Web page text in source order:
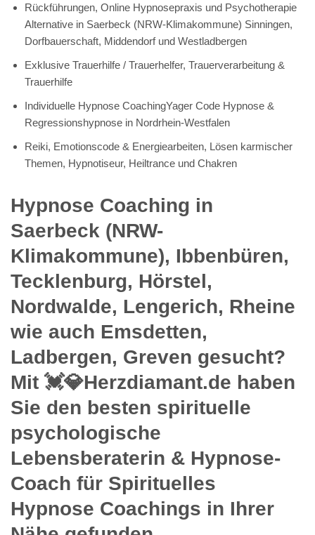
Rückführungen, Online Hypnosepraxis und Psychotherapie
Alternative in Saerbeck (NRW-Klimakommune) Sinningen,
Dorfbauerschaft, Middendorf und Westladbergen
Exklusive Trauerhilfe / Trauerhelfer, Trauerverarbeitung &
Trauerhilfe
Individuelle Hypnose CoachingYager Code Hypnose &
Regressionshypnose in Nordrhein-Westfalen
Reiki, Emotionscode & Energiearbeiten, Lösen karmischer
Themen, Hypnotiseur, Heiltrance und Chakren
Hypnose Coaching in
Saerbeck (NRW-
Klimakommune), Ibbenbüren,
Tecklenburg, Hörstel,
Nordwalde, Lengerich, Rheine
wie auch Emsdetten,
Ladbergen, Greven gesucht?
Mit 💓️💎Herzdiamant.de haben
Sie den besten spirituelle
psychologische
Lebensberaterin & Hypnose-
Coach für Spirituelles
Hypnose Coachings in Ihrer